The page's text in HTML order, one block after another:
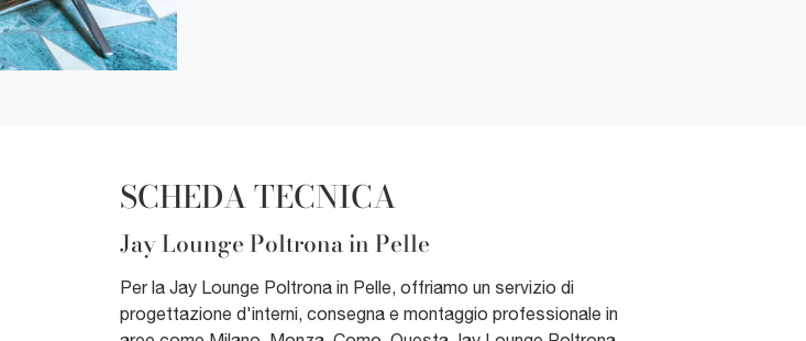
SCHEDA TECNICA
Jay Lounge Poltrona in Pelle
Per la Jay Lounge Poltrona in Pelle, offriamo un servizio di
progettazione d'interni, consegna e montaggio professionale in